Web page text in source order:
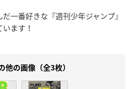
一番好きな『週刊少年ジャンプ』
ます！
他の画像（全3枚）